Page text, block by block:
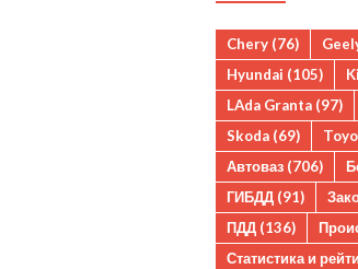
Chery (76)
Hyundai (105)
LAda Granta (97)
Skoda (69)
Автоваз (706)
ГИБДД (91)
ПДД (136)
Статистика и